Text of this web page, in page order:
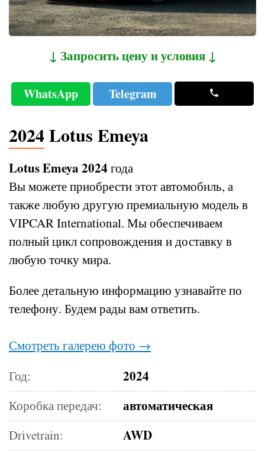
↓ Запросить цену и условия ↓
WhatsApp Telegram
2024 Lotus Emeya
Lotus Emeya 2024 года
Вы можете приобрести этот автомобиль, а
также любую другую премиальную модель в
VIPCAR International. Мы обеспечиваем
полный цикл сопровождения и доставку в
любую точку мира.
Более детальную информацию узнавайте по
телефону. Будем рады вам ответить.
Смотреть галерею фото →
Год:
2024
Коробка передач: автоматическая
Drivetrain: AWD